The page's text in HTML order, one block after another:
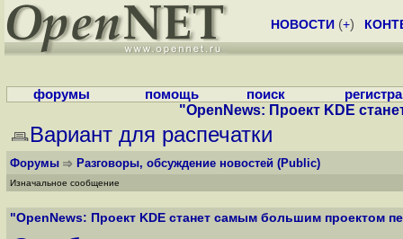
НОВОСТИ (+)
форумы помощь поиск
"OpenNews: Проект KDE
Вариант для распечатки
Форумы Разговоры, обсуждение новостей (Public)
Изначальное сообщение
"OpenNews: Проект KDE станет самым большим проектом